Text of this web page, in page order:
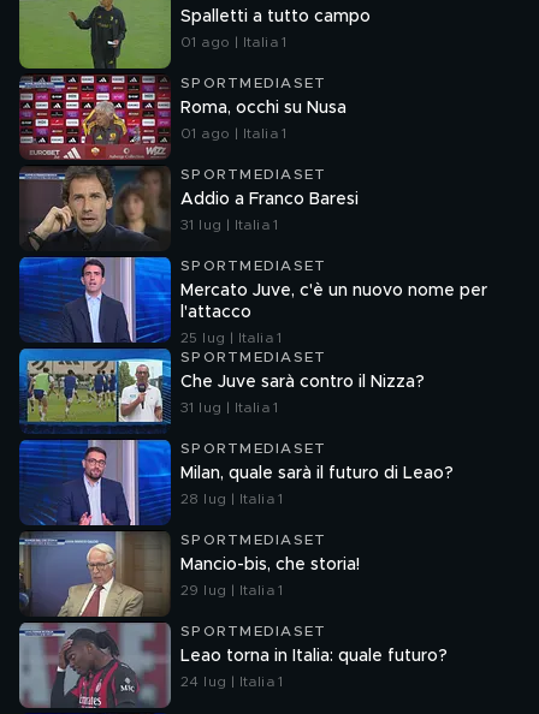
Spalletti a tutto campo
01 ago | Italia 1
SPORTMEDIASET
Roma, occhi su Nusa
01 ago | Italia 1
SPORTMEDIASET
Addio a Franco Baresi
31 lug | Italia 1
SPORTMEDIASET
Mercato Juve, c'è un nuovo nome per
l'attacco
25 lug | Italia 1
SPORTMEDIASET
Che Juve sarà contro il Nizza?
31 lug | Italia 1
SPORTMEDIASET
Milan, quale sarà il futuro di Leao?
28 lug | Italia 1
SPORTMEDIASET
Mancio-bis, che storia!
29 lug | Italia 1
SPORTMEDIASET
Leao torna in Italia: quale futuro?
24 lug | Italia 1